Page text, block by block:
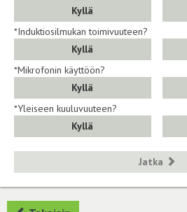
Kyllä
*Induktiosilmukan toimivuuteen?
Kyllä
*Mikrofonin käyttöön?
Kyllä
*Yleiseen kuuluvuuteen?
Kyllä
Jatka